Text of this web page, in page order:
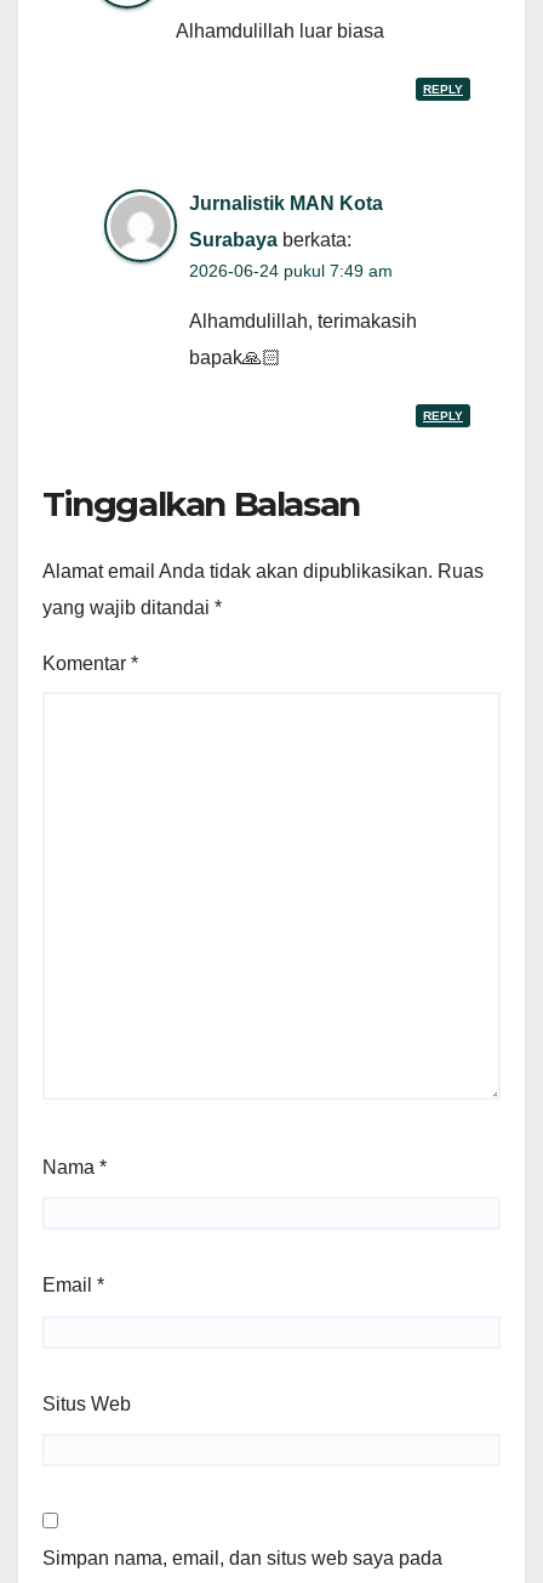
Alhamdulillah luar biasa
REPLY
Jurnalistik MAN Kota
Surabaya berkata:
2026-06-24 pukul 7:49 am
Alhamdulillah, terimakasih
bapak🙏🏻
REPLY
Tinggalkan Balasan
Alamat email Anda tidak akan dipublikasikan. Ruas
yang wajib ditandai *
Komentar *
Nama *
Email *
Situs Web
Simpan nama, email, dan situs web saya pada